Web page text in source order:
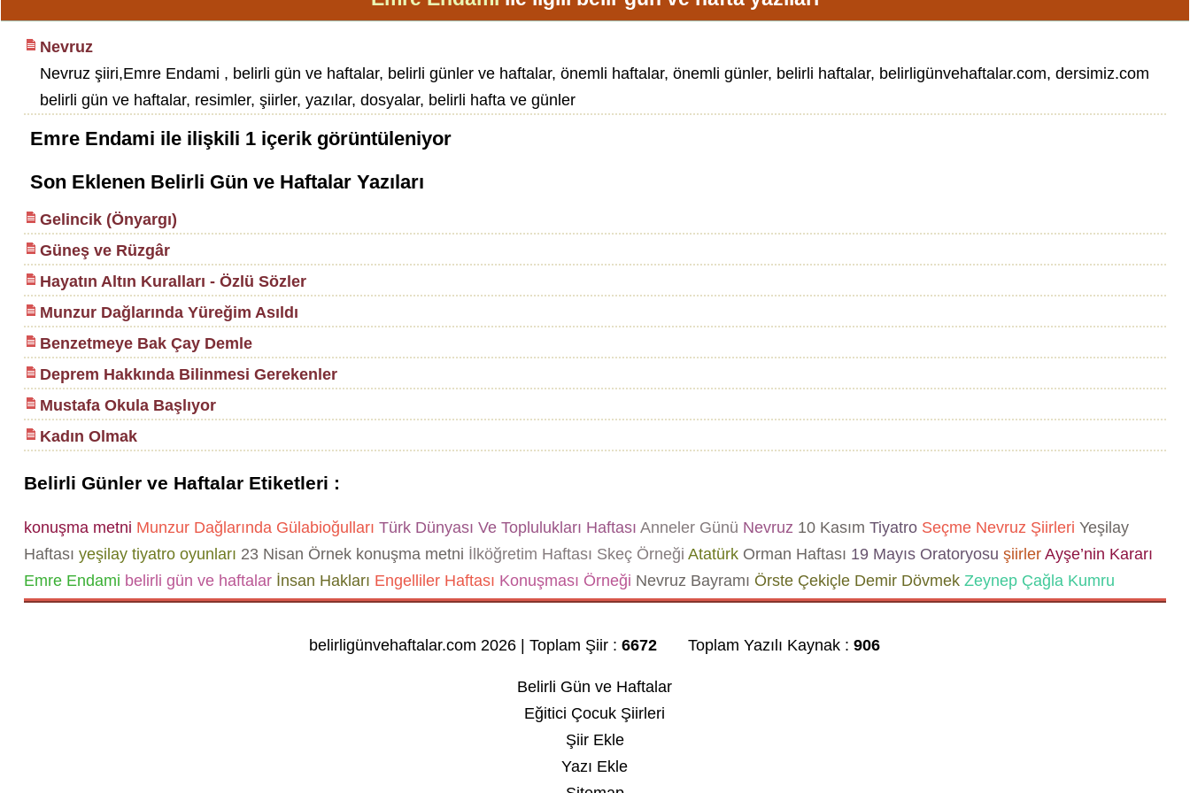
Nevruz
Nevruz şiiri,Emre Endami , belirli gün ve haftalar, belirli günler ve haftalar, önemli haftalar, önemli günler, belirli haftalar, belirligünvehaftalar.com, dersimiz.com
belirli gün ve haftalar, resimler, şiirler, yazılar, dosyalar, belirli hafta ve günler
Emre Endami ile ilişkili 1içerik görüntüleniyor
Son Eklenen Belirli Gün ve Haftalar Yazıları
Gelincik (Önyargı)
Güneş ve Rüzgâr
Hayatın Altın Kuralları - Özlü Sözler
Munzur Dağlarında Yüreğim Asıldı
Benzetmeye Bak Çay Demle
Deprem Hakkında Bilinmesi Gerekenler
Mustafa Okula Başlıyor
Kadın Olmak
Belirli Günler ve Haftalar Etiketleri :
konuşma metni Munzur Dağlarında Gülabioğulları Türk Dünyası Ve Toplulukları Haftası Anneler Günü Nevruz 10 Kasım TiyatroSeçme Nevruz Şiirleri Yeşilay
Haftası yeşilay tiyatro oyunları 23 Nisan Örnek konuşma metni İlköğretim Haftası Skeç Örneği AtatürkOrman Haftası 19 Mayıs Oratoryosu şiirlerAyşe’nin Kararı
Emre Endami belirli gün ve haftalarİnsan Hakları Engelliler Haftası Konuşması Örneği Nevruz Bayramı Örste Çekiçle Demir DövmekZeynep Çağla Kumru
belirligünvehaftalar.com 2026 | Toplam Şiir :6672 Toplam Yazılı Kaynak :906
Belirli Gün ve Haftalar
Eğitici Çocuk Şiirleri
Şiir Ekle
Yazı Ekle